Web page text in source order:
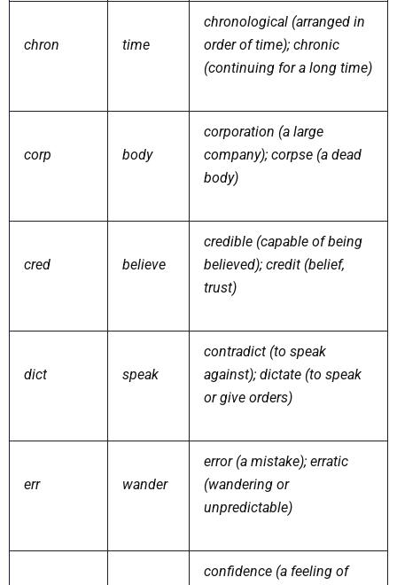
chron time
chronological (arranged in
order of time); chronic
(continuing for a long time)
corp body
corporation (a large
company); corpse (a dead
body)
cred believe
credible (capable of being
believed); credit (belief,
trust)
dict speak
contradict (to speak
against); dictate (to speak
or give orders)
err wander
error (a mistake); erratic
(wandering or
unpredictable)
confidence (a feeling of